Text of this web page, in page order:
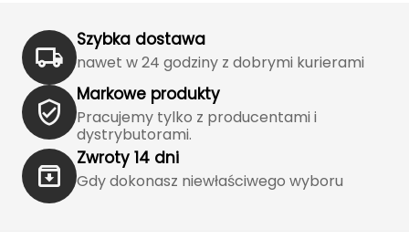
K2
KILLTEC
KONG
Kari Traa
Szybka dostawa
nawet w 24 godziny z dobrymi kurierami
Markowe produkty
Pracujemy tylko z producentami i
dystrybutorami.
Zwroty 14 dni
Gdy dokonasz niewłaściwego wyboru